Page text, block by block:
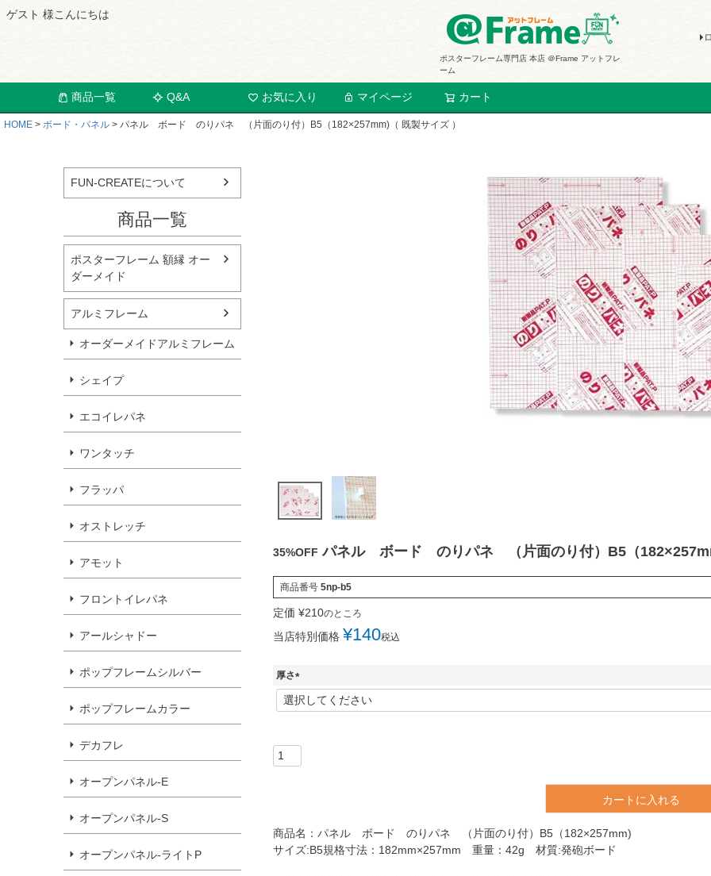
ゲスト 様こんにちは
ポスターフレーム専門店 本店 ＠Frame アットフレ
ーム
商品一覧 Q&A お気に入り マイページ カート
HOME ボード・パネル パネル ボード のりパネ （片面のり付）B5（182×257mm)（ 既製サイズ ）
FUN-CREATEについて
商品一覧
ポスターフレーム 額縁 オー
ダーメイド
アルミフレーム
オーダーメイドアルミフレーム
シェイプ
エコイレパネ
ワンタッチ
フラッパ
オストレッチ
アモット
フロントイレパネ
アールシャドー
ポップフレームシルバー
ポップフレームカラー
デカフレ
オープンパネル-E
オープンパネル-S
オープンパネル-ライトP
35%OFF パネル ボード のりパネ （片面のり付）B5（
商品番号 5np-b5
定価 ¥210のところ
当店特別価格 ¥140税込
厚さ
(
必
カートに入れる
商品名：パネル ボード のりパネ （片面のり付）B5（182×257mm)
サイズ:B5規格寸法：182mm×257mm 重量：42g 材質:発砲ボード